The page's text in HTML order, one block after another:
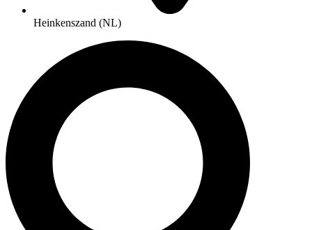
Heinkenszand (NL)